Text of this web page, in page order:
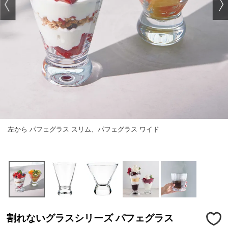
左から パフェグラス スリム、パフェグラス ワイド
割れないグラスシリーズ パフェグラス